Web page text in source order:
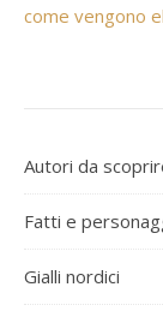
come vengono
Autori da
Fatti e
Gialli nordici